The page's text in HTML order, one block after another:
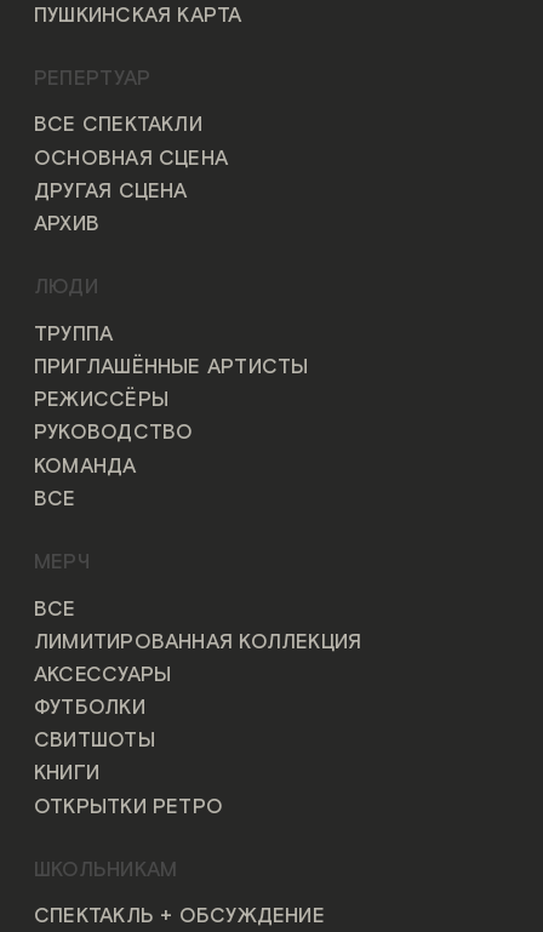
ПУШКИНСКАЯ КАРТА
РЕПЕРТУАР
ВСЕ СПЕКТАКЛИ
ОСНОВНАЯ СЦЕНА
ДРУГАЯ СЦЕНА
АРХИВ
ЛЮДИ
ТРУППА
ПРИГЛАШЁННЫЕ АРТИСТЫ
РЕЖИССЁРЫ
РУКОВОДСТВО
КОМАНДА
ВСЕ
МЕРЧ
ВСЕ
ЛИМИТИРОВАННАЯ КОЛЛЕКЦИЯ
АКСЕССУАРЫ
ФУТБОЛКИ
СВИТШОТЫ
КНИГИ
ОТКРЫТКИ РЕТРО
ШКОЛЬНИКАМ
СПЕКТАКЛЬ + ОБСУЖДЕНИЕ